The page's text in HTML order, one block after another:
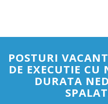
POSTURI
DE EXECUTIE
DURATA